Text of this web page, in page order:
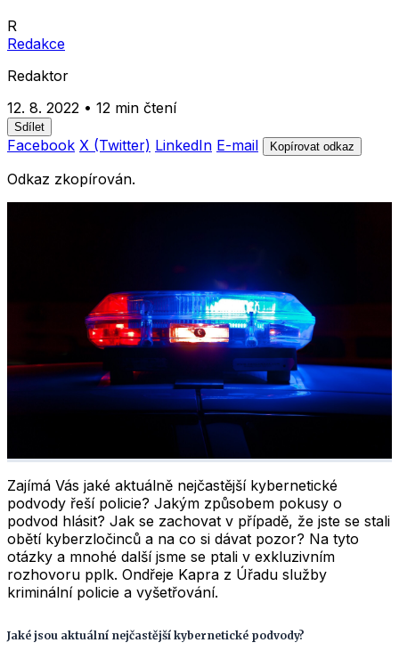
R
Redakce
Redaktor
12. 8. 2022 • 12 min čtení
Sdílet
Facebook X (Twitter) LinkedIn E-mail Kopírovat odkaz
Odkaz zkopírován.
Zajímá Vás jaké aktuálně nejčastější kybernetické
podvody řeší policie? Jakým způsobem pokusy o
podvod hlásit? Jak se zachovat v případě, že jste se stali
obětí kyberzločinců a na co si dávat pozor? Na tyto
otázky a mnohé další jsme se ptali v exkluzivním
rozhovoru pplk. Ondřeje Kapra z Úřadu služby
kriminální policie a vyšetřování.
Jaké jsou aktuální nejčastější kybernetické podvody?